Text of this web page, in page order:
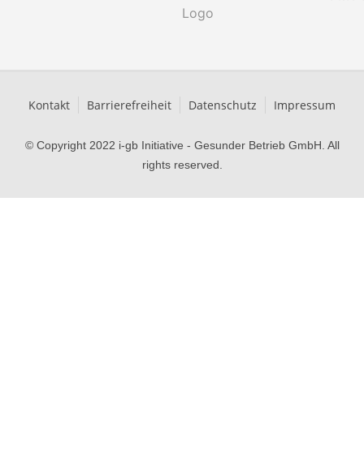
© Copyright 2022 i-gb Initiative - Gesunder Betrieb GmbH. All
rights reserved.
Kontakt Barrierefreiheit Datenschutz Impressum